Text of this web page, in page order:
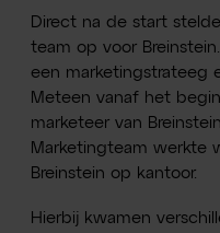
Direct na de start
team op voor
een marketingstrateeg
Meteen vanaf het
marketeer van
Marketingteam werkte
Breinstein op kantoor.
Hierbij kwamen